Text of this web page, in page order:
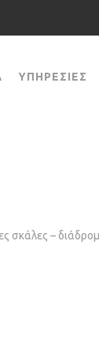
ΥΠΗΡΕΣΊΕΣ
σκάλες –